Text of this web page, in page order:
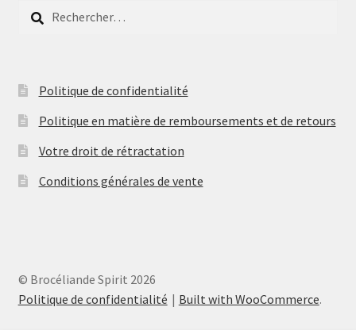
Politique de confidentialité
Politique en matière de remboursements et de retours
Votre droit de rétractation
Conditions générales de vente
© Brocéliande Spirit 2026
Politique de confidentialité
Built with WooCommerce.